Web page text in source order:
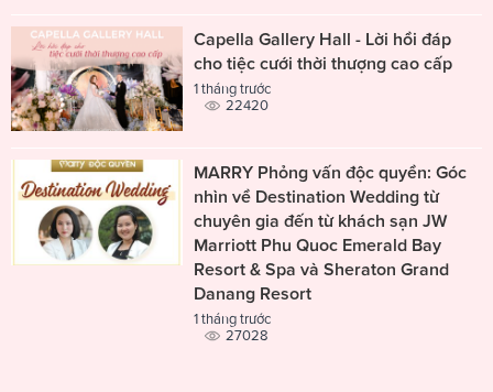
Capella Gallery Hall - Lời hồi đáp
cho tiệc cưới thời thượng cao cấp
1 tháng trước
22420
MARRY Phỏng vấn độc quyền: Góc
nhìn về Destination Wedding từ
chuyên gia đến từ khách sạn JW
Marriott Phu Quoc Emerald Bay
Resort & Spa và Sheraton Grand
Danang Resort
1 tháng trước
27028